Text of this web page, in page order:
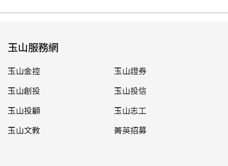
玉山服務網
玉山金控
玉山證券
玉山創投
玉山投信
玉山投顧
玉山志工
玉山文教
菁英招募